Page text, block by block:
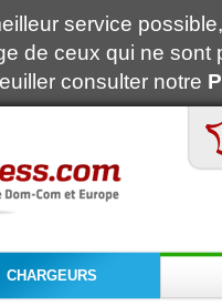
service
de ceux qui ne
consulter notre
CHARGEURS